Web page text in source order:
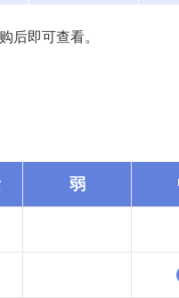
后即可查看。
弱